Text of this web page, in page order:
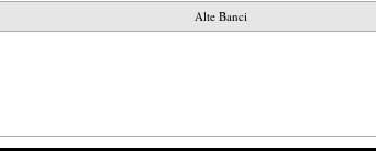
Alte Banci